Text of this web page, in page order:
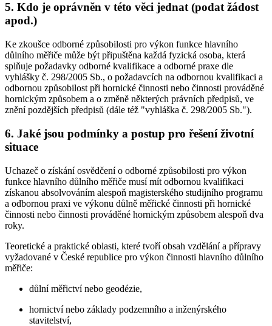
5. Kdo je oprávněn v této věci jednat (podat žádost
apod.)
Ke zkoušce odborné způsobilosti pro výkon funkce hlavního
důlního měřiče může být připuštěna každá fyzická osoba, která
splňuje požadavky odborné kvalifikace a odborné praxe dle
vyhlášky č. 298/2005 Sb., o požadavcích na odbornou kvalifikaci a
odbornou způsobilost při hornické činnosti nebo činnosti prováděné
hornickým způsobem a o změně některých právních předpisů, ve
znění pozdějších předpisů (dále též "vyhláška č. 298/2005 Sb.").
6. Jaké jsou podmínky a postup pro řešení životní
situace
Uchazeč o získání osvědčení o odborné způsobilosti pro výkon
funkce hlavního důlního měřiče musí mít odbornou kvalifikaci
získanou absolvováním alespoň magisterského studijního programu
a odbornou praxi ve výkonu důlně měřické činnosti při hornické
činnosti nebo činnosti prováděné hornickým způsobem alespoň dva
roky.
Teoretické a praktické oblasti, které tvoří obsah vzdělání a přípravy
vyžadované v České republice pro výkon činnosti hlavního důlního
měřiče:
důlní měřictví nebo geodézie,
hornictví nebo základy podzemního a inženýrského
stavitelství,